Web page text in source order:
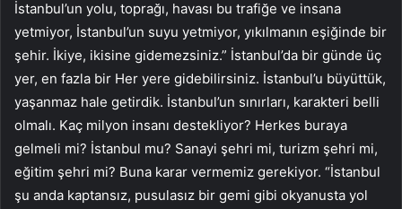
İstanbul’un yolu, toprağı, havası bu trafiğe ve insana
yetmiyor, İstanbul’un suyu yetmiyor, yıkılmanın eşiğinde bir
şehir. İkiye, ikisine gidemezsiniz.” İstanbul’da bir günde üç
yer, en fazla bir Her yere gidebilirsiniz. İstanbul’u büyüttük,
yaşanmaz hale getirdik. İstanbul’un sınırları, karakteri belli
olmalı. Kaç milyon insanı destekliyor? Herkes buraya
gelmeli mi? İstanbul mu? Sanayi şehri mi, turizm şehri mi,
eğitim şehri mi? Buna karar vermemiz gerekiyor. “İstanbul
şu anda kaptansız, pusulasız bir gemi gibi okyanusta yol